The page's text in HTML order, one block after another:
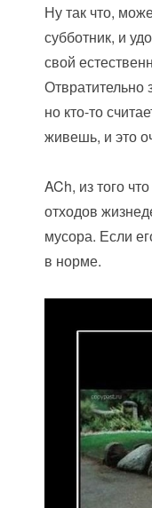
Ну так что,
субботник, и
свой
но кто-то
живешь, и это
ACh, из того
отходов
мусора. Если
в норме.